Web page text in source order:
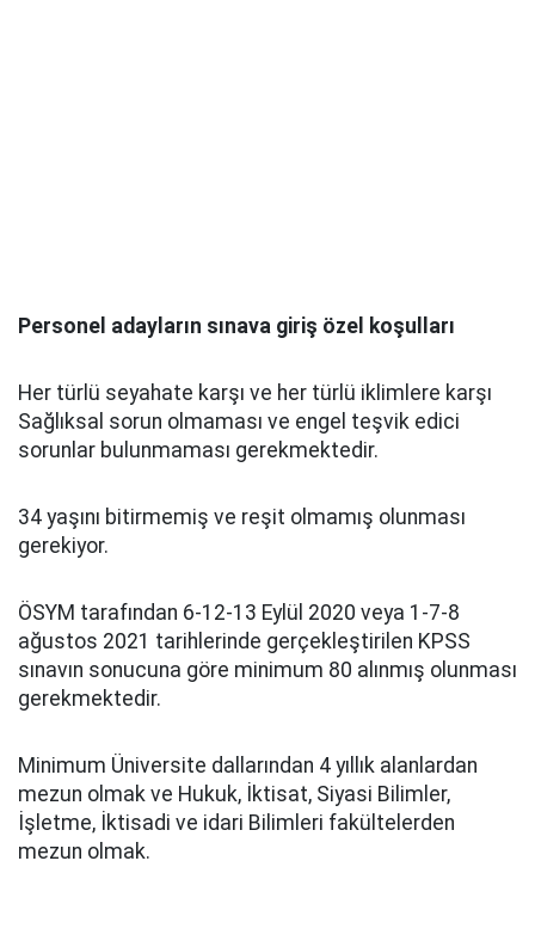
Personel adayların sınava giriş özel koşulları
Her türlü seyahate karşı ve her türlü iklimlere karşı
Sağlıksal sorun olmaması ve engel teşvik edici
sorunlar bulunmaması gerekmektedir.
34 yaşını bitirmemiş ve reşit olmamış olunması
gerekiyor.
ÖSYM tarafından 6-12-13 Eylül 2020 veya 1-7-8
ağustos 2021 tarihlerinde gerçekleştirilen KPSS
sınavın sonucuna göre minimum 80 alınmış olunması
gerekmektedir.
Minimum Üniversite dallarından 4 yıllık alanlardan
mezun olmak ve Hukuk, İktisat, Siyasi Bilimler,
İşletme, İktisadi ve idari Bilimleri fakültelerden
mezun olmak.